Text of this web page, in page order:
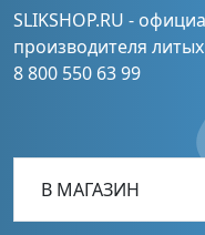
SLIKSHOP.RU -
производителя литых
8 800 550 63 99
В МАГАЗИН